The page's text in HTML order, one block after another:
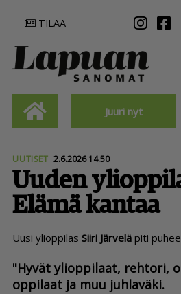
TILAA
Juuri nyt
UUTISET 2.6.2026 14.50
Uuden
Elämä kantaa
Uu­si yli­op­pi­las Sii­ri Jär­ve­lä piti
"Hy­vät yli­op­pi­laat, reh­to­ri,
op­pi­laat ja muu juh­la­vä­ki.